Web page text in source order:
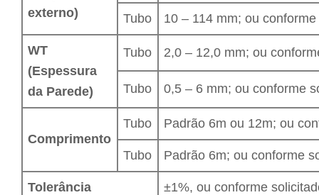
externo)
Tubo 10 – 114 mm; ou
WT
(Espessura
da Parede)
Tubo 2,0 – 12,0 mm; ou
Tubo 0,5 – 6 mm; ou conforme
Comprimento
Tubo Padrão 6m ou 12m; ou
Tubo Padrão 6m; ou conforme
Tolerância ±1%, ou conforme